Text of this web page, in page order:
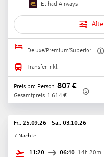
Etihad Airways
Deluxe/Premium/Superior
Transfer inkl.
Preis pro Person 807 €
Gesamtpreis 1.614 €
Fr., 25.09.26 – Sa., 03.10.26
7 Nächte
11:20 06:40 14h 20m